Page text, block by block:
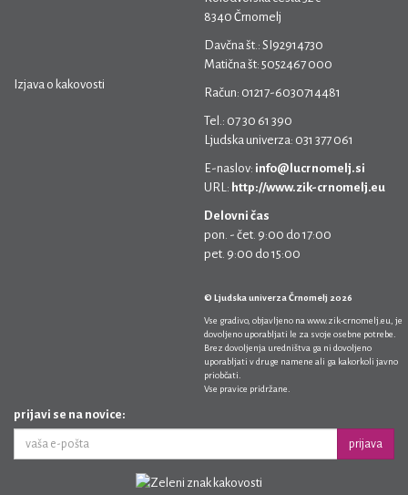
Izjava o kakovosti
8340 Črnomelj
Davčna št.: SI92914730
Matična št: 5052467 000
Račun: 01217-6030714481
Tel.: 07 30 61 390
Ljudska univerza: 031 377 061
E-naslov: info@lucrnomelj.si
URL: http://www.zik-crnomelj.eu
Delovni čas
pon. - čet. 9:00 do 17:00
pet. 9:00 do 15:00
© Ljudska univerza Črnomelj 2026
Vse gradivo, objavljeno na www.zik-crnomelj.eu , je
dovoljeno uporabljati le za svoje osebne potrebe.
Brez dovoljenja uredništva ga ni dovoljeno
uporabljati v druge namene ali ga kakorkoli javno
priobčati.
Vse pravice pridržane.
prijavi se na novice:
prijava